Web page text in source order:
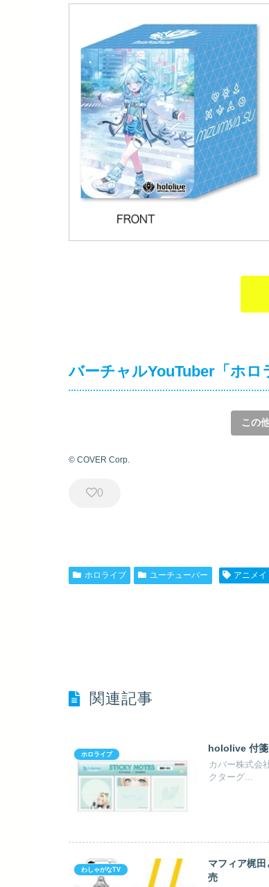
バーチャルYouTuber「ホロ
この
© COVER Corp.
0
ホロライブ ユーチューバー アニメイ
関連記事
ホロライブ
hololive 付箋
カバー株式会
クターグ...
わしゃがなTV
マフィア梶
売